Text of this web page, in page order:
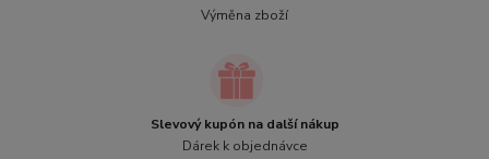
Výměna zboží
Slevový kupón na další nákup
Dárek k objednávce